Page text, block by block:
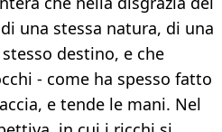
una stessa natura, di una
destino, e che
- come ha spesso fatto
e tende le mani. Nel